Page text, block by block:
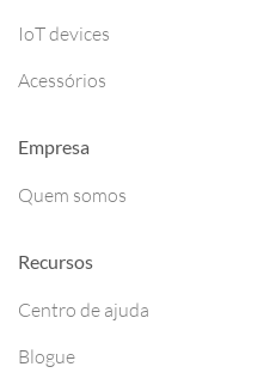
IoT devices
Acessórios
Empresa
Quem somos
Recursos
Centro de ajuda
Blogue